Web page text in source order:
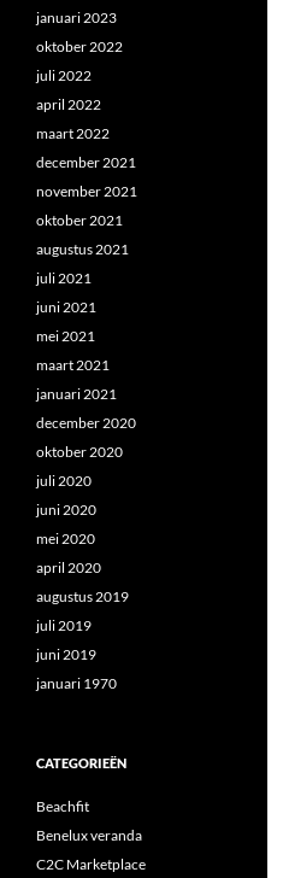
januari 2023
oktober 2022
juli 2022
april 2022
maart 2022
december 2021
november 2021
oktober 2021
augustus 2021
juli 2021
juni 2021
mei 2021
maart 2021
januari 2021
december 2020
oktober 2020
juli 2020
juni 2020
mei 2020
april 2020
augustus 2019
juli 2019
juni 2019
januari 1970
CATEGORIEËN
Beachfit
Benelux veranda
C2C Marketplace